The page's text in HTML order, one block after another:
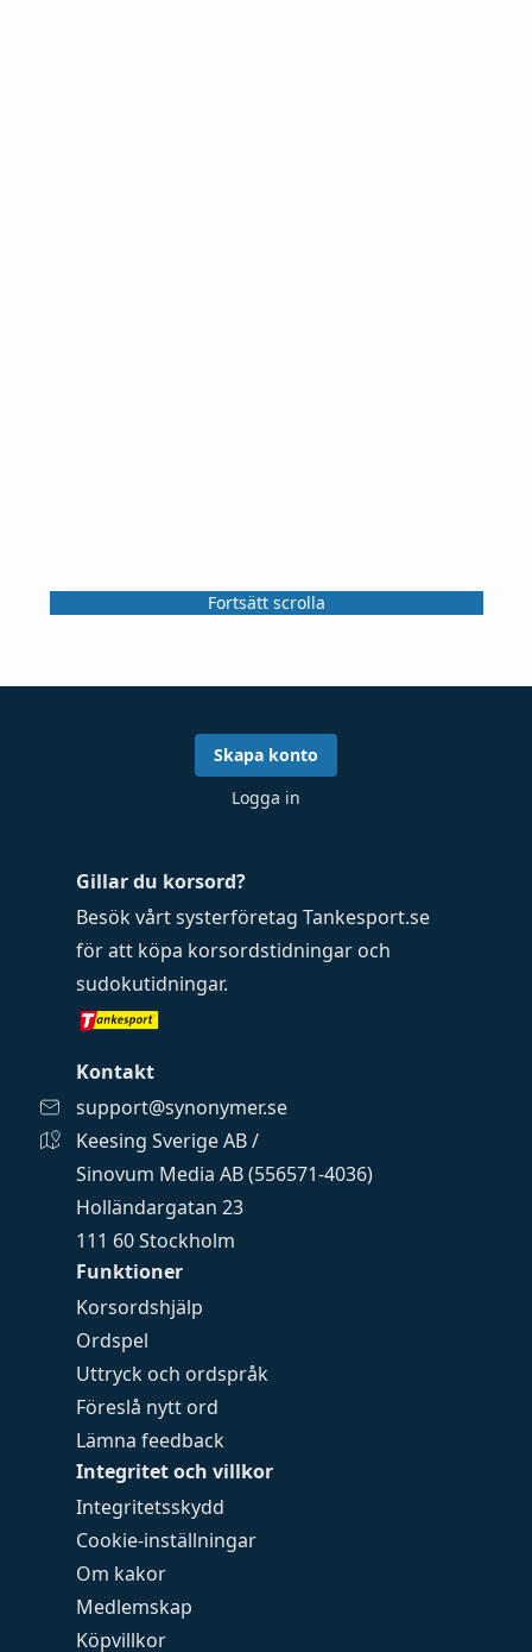
Fortsätt scrolla
Funktioner
Korsordshjälp
Ordspel
Uttryck och ordspråk
Föreslå nytt ord
Lämna feedback
Integritet och villkor
Integritetsskydd
Cookie-inställningar
Om kakor
Medlemskap
Köpvillkor
Gillar du korsord?
Besök vårt systerföretag Tankesport.se
för att köpa korsordstidningar och
sudokutidningar.
Kontakt
support@synonymer.se
Keesing Sverige AB /
Sinovum Media AB (556571-4036)
Holländargatan 23
111 60 Stockholm
Skapa konto
Logga in